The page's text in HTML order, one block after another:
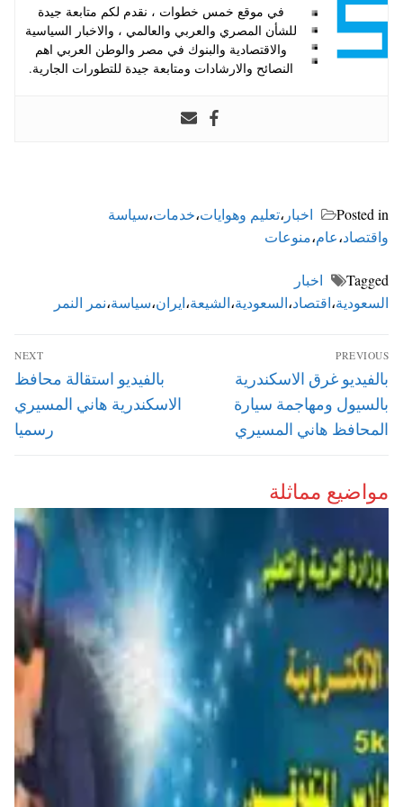
في موقع خمس خطوات ، نقدم لكم متابعة جيدة
للشأن المصري والعربي والعالمي ، والاخبار السياسية
والاقتصادية والبنوك في مصر والوطن العربي اهم
النصائح والارشادات ومتابعة جيدة للتطورات الجارية.
Posted in اخبار ،تعليم وهوايات،خدمات،سياسة
واقتصاد،عام،منوعات
Tagged
اخبار
السعودية،اقتصاد،السعودية،الشيعة،ايران،سياسة،نمر النمر
تصفّح
المقالات
PREVIOUS
Previous
post:
بالفيديو غرق الاسكندرية
بالسيول ومهاجمة سيارة
المحافظ هاني المسيري
NEXT
Next
post:
بالفيديو استقالة محافظ
الاسكندرية هاني المسيري
رسميا
مواضيع مماثلة